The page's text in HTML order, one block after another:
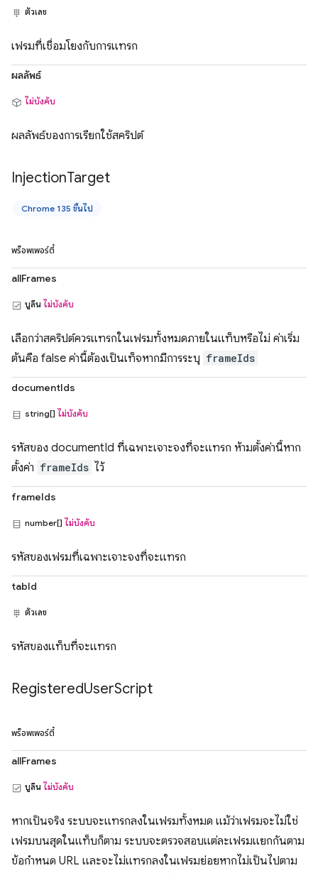
ตัวเลข
เฟรมที่เชื่อมโยงกับการแทรก
ผลลัพธ์
ไม่บังคับ
ผลลัพธ์ของการเรียกใช้สคริปต์
InjectionTarget
Chrome 135 ขึ้นไป
พร็อพเพอร์ตี้
allFrames
บูลีน ไม่บังคับ
เลือกว่าสคริปต์ควรแทรกในเฟรมทั้งหมดภายในแท็บหรือไม่ ค่าเริ่ม
ต้นคือ false ค่านี้ต้องเป็นเท็จหากมีการระบุ frameIds
documentIds
string[] ไม่บังคับ
รหัสของ documentId ที่เฉพาะเจาะจงที่จะแทรก ห้ามตั้งค่านี้หาก
ตั้งค่า frameIds ไว้
frameIds
number[] ไม่บังคับ
รหัสของเฟรมที่เฉพาะเจาะจงที่จะแทรก
tabId
ตัวเลข
รหัสของแท็บที่จะแทรก
RegisteredUserScript
พร็อพเพอร์ตี้
allFrames
บูลีน ไม่บังคับ
หากเป็นจริง ระบบจะแทรกลงในเฟรมทั้งหมด แม้ว่าเฟรมจะไม่ใช่
เฟรมบนสุดในแท็บก็ตาม ระบบจะตรวจสอบแต่ละเฟรมแยกกันตาม
ข้อกำหนด URL และจะไม่แทรกลงในเฟรมย่อยหากไม่เป็นไปตาม